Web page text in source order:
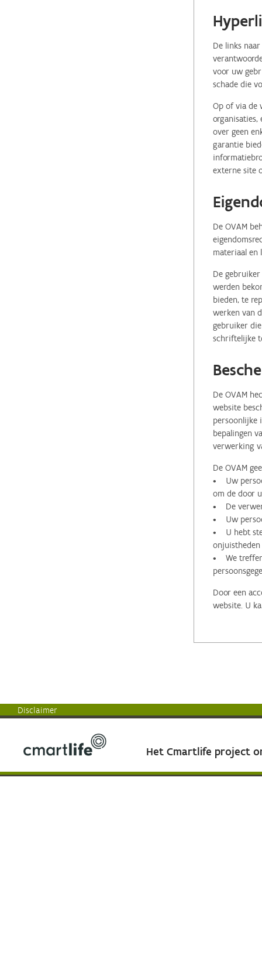
De links
voor uw
schade die
Op of via de
organisaties,
over geen
garantie
externe site
De OVAM
materiaal en
De
werden
bieden, te
werken van
gebruiker
schriftelijke
De OVAM
website
persoonlijke
bepalingen
verwerking
De OVAM
• Uw
om de door
• De
• Uw
• U hebt
onjuistheden
• We treffen
Door een
website. U
Disclaimer
Het Cmartlife project